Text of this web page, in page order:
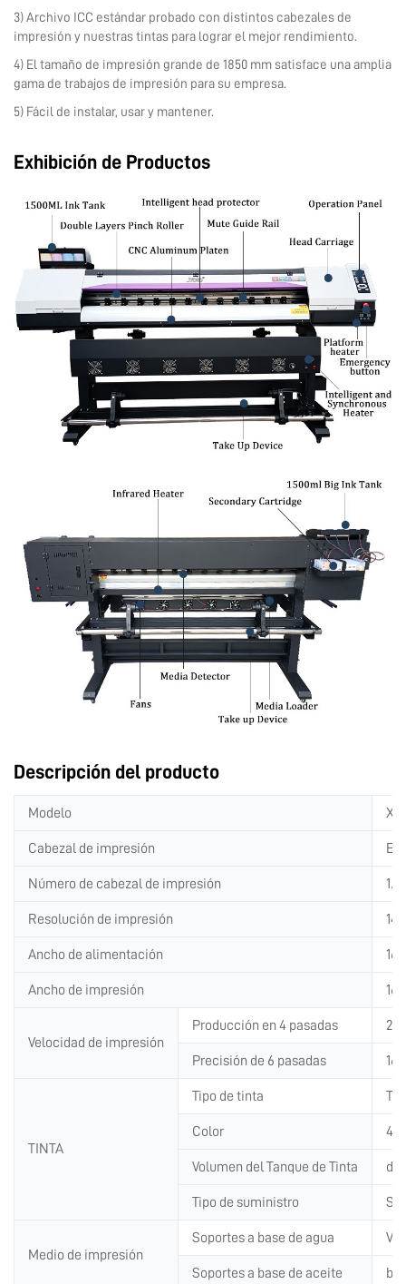
3) Archivo ICC estándar probado con distintos cabezales de
impresión y nuestras tintas para lograr el mejor rendimiento.
4) El tamaño de impresión grande de 1850 mm satisface una amplia
gama de trabajos de impresión para su empresa.
5) Fácil de instalar, usar y mantener.
Exhibición de Productos
Descripción del producto
Modelo
Cabezal de impresión
Número de cabezal de impresión 1/2
Resolución de impresión
Ancho de alimentación
Ancho de impresión
Velocidad de impresión
Producción en 4 pasadas 24
Precisión de 6 pasadas
TINTA
Tipo de tinta
Color 4
Volumen del Tanque de Tinta
Tipo de suministro
Medio de impresión
Soportes a base de agua
Soportes a base de aceite